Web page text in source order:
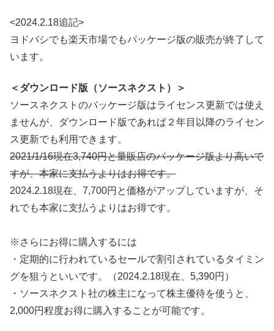
<2024.2.18追記>
ヨドバシでも楽天市場でもパッケージ版の販売が終了して
います。
＜ダウンロード版（ソースネクスト）＞
ソースネクストのパッケージ版はライセンス更新では使え
ませんが、ダウンロード版であれば２年目以降のライセン
ス更新でも利用できます。
2021/1/16現在3,740円と量販店のパッケージ版より高いで
すが、本家に支払うよりはお得です。
2024.2.18現在、7,700円と価格がアップしていますが、そ
れでも本家に支払うよりはお得です。
※さらにお得に購入するには
・定期的に行われているセールで割引されているタイミン
グを狙うといいです。（2024.2.18現在、5,390円）
・ソースネクスト社の株主になって株主優待を使うと、
2,000円程度お得に購入することが可能です。